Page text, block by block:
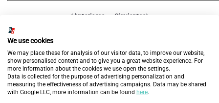
Anteriores Siguientes
DESCUBRE MÁS
We use cookies
We may place these for analysis of our visitor data, to improve our website,
show personalised content and to give you a great website experience. For
more information about the cookies we use open the settings.
Data is collected for the purpose of advertising personalization and
measuring the effectiveness of advertising campaigns. Data may be shared
with Google LLC, more information can be found here.